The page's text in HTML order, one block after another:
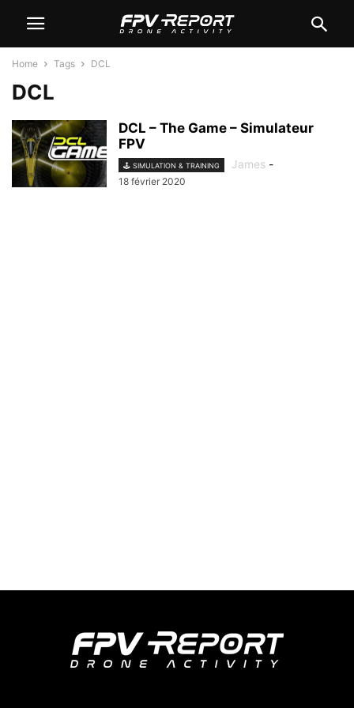
Home Tags DCL
DCL
DCL – The Game – Simulateur
FPV
🕹️ SIMULATION & TRAINING James -
18 février 2020